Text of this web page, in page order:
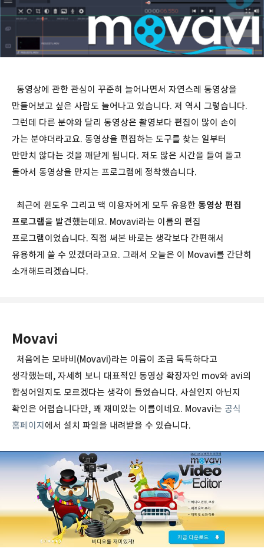
동영상에 관한 관심이 꾸준히 늘어나면서 자연스레 동영상을
만들어보고 싶은 사람도 늘어나고 있습니다. 저 역시 그렇습니다.
그런데 다른 분야와 달리 동영상은 촬영보다 편집이 많이 손이
가는 분야더라고요. 동영상을 편집하는 도구를 찾는 일부터
만만치 않다는 것을 깨닫게 됩니다. 저도 많은 시간을 들여 돌고
돌아서 동영상을 만지는 프로그램에 정착했습니다.
최근에 윈도우 그리고 맥 이용자에게 모두 유용한 동영상 편집
프로그램을 발견했는데요. Movavi라는 이름의 편집
프로그램이었습니다. 직접 써본 바로는 생각보다 간편해서
유용하게 쓸 수 있겠더라고요. 그래서 오늘은 이 Movavi를 간단히
소개해드리겠습니다.
Movavi
처음에는 모바비(Movavi)라는 이름이 조금 독특하다고
생각했는데, 자세히 보니 대표적인 동영상 확장자인 mov와 avi의
합성어일지도 모르겠다는 생각이 들었습니다. 사실인지 아닌지
확인은 어렵습니다만, 꽤 재미있는 이름이네요. Movavi는 공식
홈페이지 에서 설치 파일을 내려받을 수 있습니다.